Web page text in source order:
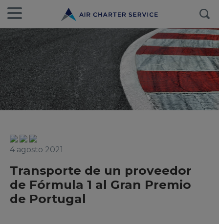
4 agosto 2021
Transporte de un proveedor
de Fórmula 1 al Gran Premio
de Portugal